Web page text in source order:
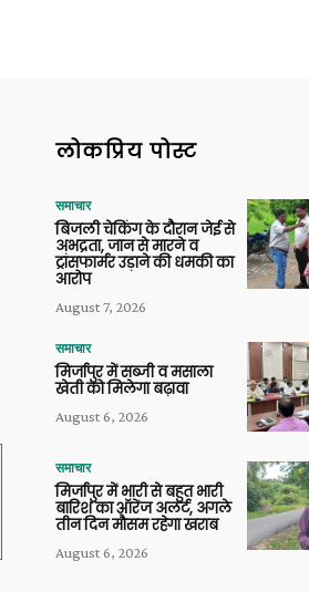
लोकप्रिय पोस्ट
समाचार
बिजली चेकिंग के दौरान जेई से
अभद्रता, जान से मारने व
ट्रांसफार्मर उड़ाने की धमकी का
आरोप
August 7, 2026
समाचार
मिर्जापुर में सब्जी व मसाला
खेती को मिलेगा बढ़ावा
August 6, 2026
समाचार
मिर्जापुर में भारी से बहुत भारी
बारिश का ऑरेंज अलर्ट, अगले
तीन दिन मौसम रहेगा खराब
August 6, 2026